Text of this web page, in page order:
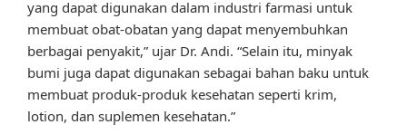
yang dapat digunakan dalam industri farmasi untuk
membuat obat-obatan yang dapat menyembuhkan
berbagai penyakit,” ujar Dr. Andi. “Selain itu, minyak
bumi juga dapat digunakan sebagai bahan baku untuk
membuat produk-produk kesehatan seperti krim,
lotion, dan suplemen kesehatan.”